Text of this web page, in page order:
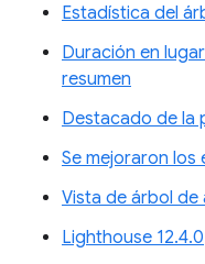
Estadística del
Duración en
resumen
Destacado de la
Se mejoraron los
Vista de árbol de
Lighthouse 12.4.0